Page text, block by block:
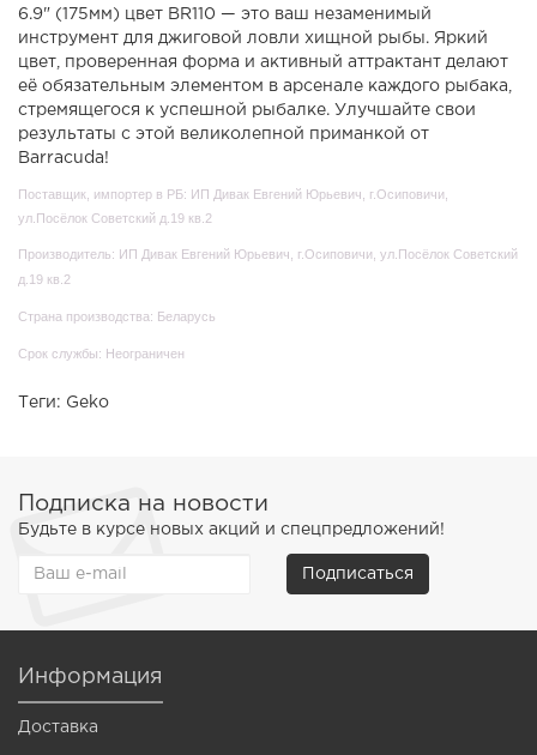
6.9" (175мм) цвет BR110 — это ваш незаменимый
инструмент для джиговой ловли хищной рыбы. Яркий
цвет, проверенная форма и активный аттрактант делают
её обязательным элементом в арсенале каждого рыбака,
стремящегося к успешной рыбалке. Улучшайте свои
результаты с этой великолепной приманкой от
Barracuda!
Поставщик, импортер в РБ: ИП Дивак Евгений Юрьевич, г.Осиповичи,
ул.Посёлок Советский д.19 кв.2
Производитель: ИП Дивак Евгений Юрьевич, г.Осиповичи, ул.Посёлок Советский
д.19 кв.2
Страна производства: Беларусь
Срок службы: Неограничен
Теги: Geko
Подписка на новости
Будьте в курсе новых акций и спецпредложений!
Подписаться
Информация
Доставка